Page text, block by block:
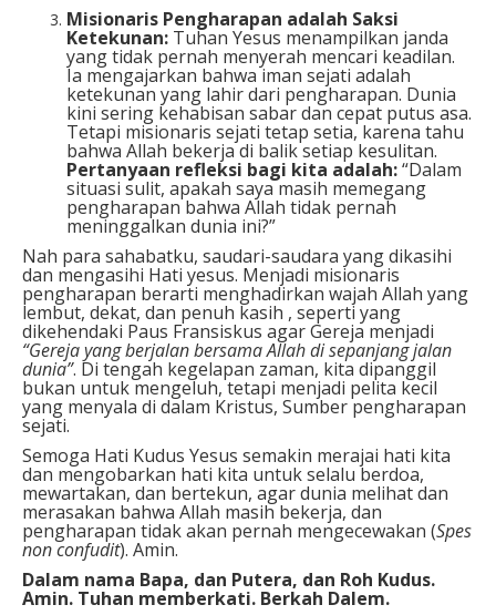
Misionaris Pengharapan adalah Saksi
Ketekunan: Tuhan Yesus menampilkan janda
yang tidak pernah menyerah mencari keadilan.
Ia mengajarkan bahwa iman sejati adalah
ketekunan yang lahir dari pengharapan. Dunia
kini sering kehabisan sabar dan cepat putus asa.
Tetapi misionaris sejati tetap setia, karena tahu
bahwa Allah bekerja di balik setiap kesulitan.
Pertanyaan refleksi bagi kita adalah:“Dalam
situasi sulit, apakah saya masih memegang
pengharapan bahwa Allah tidak pernah
meninggalkan dunia ini?”
Nah para sahabatku, saudari-saudara yang dikasihi
dan mengasihi Hati yesus. Menjadi misionaris
pengharapan berarti menghadirkan wajah Allah yang
lembut, dekat, dan penuh kasih , seperti yang
dikehendaki Paus Fransiskus agar Gereja menjadi
“Gereja yang berjalan bersama Allah di sepanjang jalan
dunia”. Di tengah kegelapan zaman, kita dipanggil
bukan untuk mengeluh, tetapi menjadi pelita kecil
yang menyala di dalam Kristus, Sumber pengharapan
sejati.
Semoga Hati Kudus Yesus semakin merajai hati kita
dan mengobarkan hati kita untuk selalu berdoa,
mewartakan, dan bertekun, agar dunia melihat dan
merasakan bahwa Allah masih bekerja, dan
pengharapan tidak akan pernah mengecewakan (Spes
non confudit). Amin.
Dalam nama Bapa, dan Putera, dan Roh Kudus.
Amin. Tuhan memberkati. Berkah Dalem.